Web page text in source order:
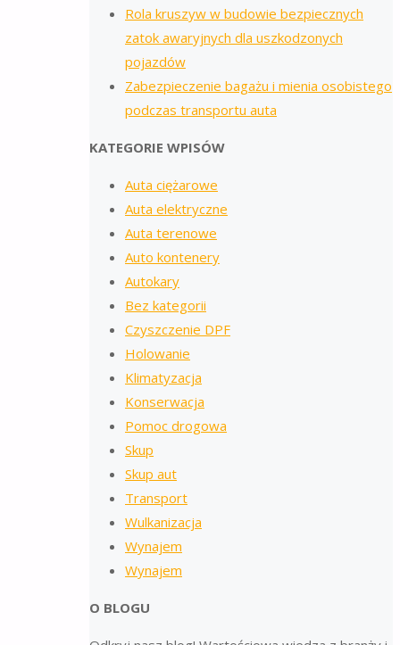
Rola kruszyw w budowie bezpiecznych
zatok awaryjnych dla uszkodzonych
pojazdów
Zabezpieczenie bagażu i mienia osobistego
podczas transportu auta
KATEGORIE WPISÓW
Auta ciężarowe
Auta elektryczne
Auta terenowe
Auto kontenery
Autokary
Bez kategorii
Czyszczenie DPF
Holowanie
Klimatyzacja
Konserwacja
Pomoc drogowa
Skup
Skup aut
Transport
Wulkanizacja
Wynajem
Wynajem
O BLOGU